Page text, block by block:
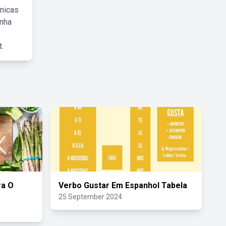
O
Verbo Gustar Em Espanhol Tabela
25 September 2024